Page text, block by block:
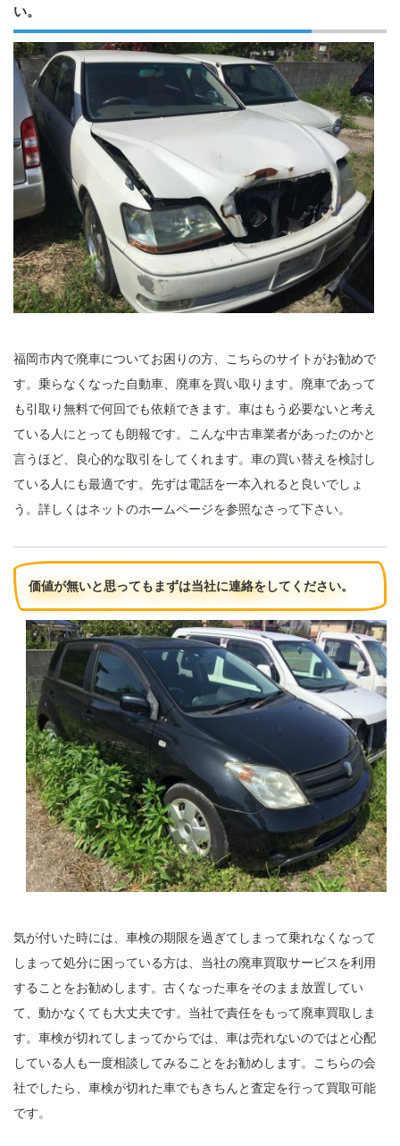
い。
福岡市内で廃車についてお困りの方、こちらのサイトがお勧めで
す。乗らなくなった自動車、廃車を買い取ります。廃車であって
も引取り無料で何回でも依頼できます。車はもう必要ないと考え
ている人にとっても朗報です。こんな中古車業者があったのかと
言うほど、良心的な取引をしてくれます。車の買い替えを検討し
ている人にも最適です。先ずは電話を一本入れると良いでしょ
う。詳しくはネットのホームページを参照なさって下さい。
価値が無いと思ってもまずは当社に連絡をしてください。
気が付いた時には、車検の期限を過ぎてしまって乗れなくなって
しまって処分に困っている方は、当社の廃車買取サービスを利用
することをお勧めします。古くなった車をそのまま放置してい
て、動かなくても大丈夫です。当社で責任をもって廃車買取しま
す。車検が切れてしまってからでは、車は売れないのではと心配
している人も一度相談してみることをお勧めします。こちらの会
社でしたら、車検が切れた車でもきちんと査定を行って買取可能
です。